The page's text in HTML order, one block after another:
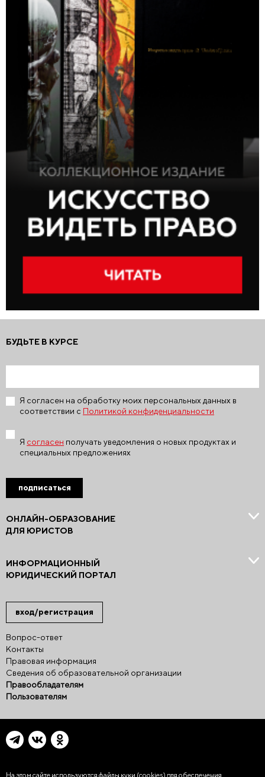
вход/регистрация
Вопрос-ответ
Контакты
Правовая информация
Сведения об образовательной организации
Правообладателям
Пользователям
ОНЛАЙН-ОБРАЗОВАНИЕ
ДЛЯ ЮРИСТОВ
ИНФОРМАЦИОННЫЙ
ЮРИДИЧЕСКИЙ ПОРТАЛ
БУДЬТЕ В КУРСЕ
Я согласен на обработку моих персональных данных в
соответствии с Политикой конфиденциальности
Я согласен получать уведомления о новых продуктах и
специальных предложениях
подписаться
На этом сайте используются файлы куки (cookies) для обеспечения